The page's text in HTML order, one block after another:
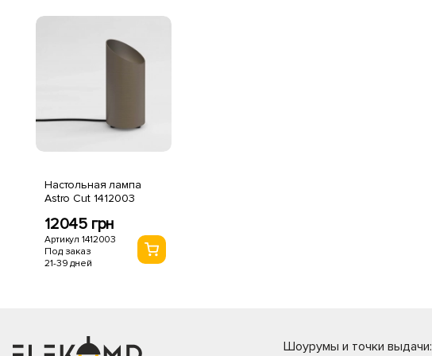
Настольная лампа
Astro Cut 1412003
12045 грн
Артикул 1412003
Под заказ
21-39 дней
Шоурумы и точки выдачи: